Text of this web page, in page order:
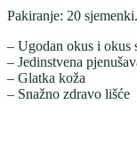
Pakiranje: 20 sjemenki.
– Ugodan okus i okus
– Jedinstvena
– Glatka koža
– Snažno zdravo lišće